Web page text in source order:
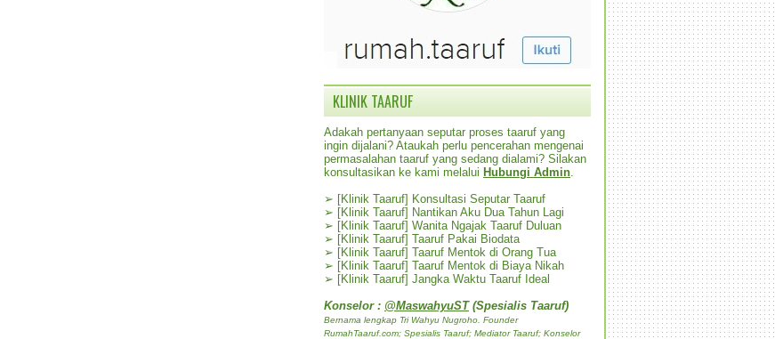
KLINIK TAARUF
Adakah pertanyaan seputar proses taaruf yang
ingin dijalani? Ataukah perlu pencerahan mengenai
permasalahan taaruf yang sedang dialami? Silakan
konsultasikan ke kami melalui Hubungi Admin
➢ [Klinik Taaruf] Konsultasi Seputar Taaruf
➢ [Klinik Taaruf] Nantikan Aku Dua Tahun Lagi
➢ [Klinik Taaruf] Wanita Ngajak Taaruf Duluan
➢ [Klinik Taaruf] Taaruf Pakai Biodata
➢ [Klinik Taaruf] Taaruf Mentok di Orang Tua
➢ [Klinik Taaruf] Taaruf Mentok di Biaya Nikah
➢ [Klinik Taaruf] Jangka Waktu Taaruf Ideal
Konselor : @MaswahyuST(Spesialis Taaruf)
Bernama lengkap Tri Wahyu Nugroho. Founder
RumahTaaruf.com; Spesialis Taaruf; Mediator Taaruf; Konselor